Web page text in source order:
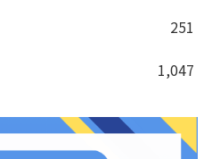
251
1,047